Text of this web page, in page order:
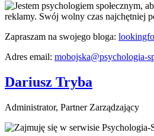
Jestem psychologiem społecznym,
reklamy. Swój wolny czas najchętniej
Zapraszam na swojego bloga:
Adres email: mobojska@psychologia-
Dariusz Tryba
Administrator, Partner Zarządzający
Zajmuję się w serwisie Psychologia-